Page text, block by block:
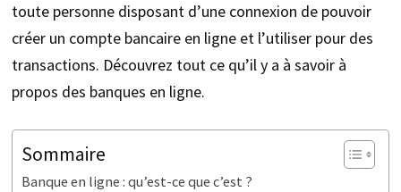
toute personne disposant d’une connexion de pouvoir
créer un compte bancaire en ligne et l’utiliser pour des
transactions. Découvrez tout ce qu’il y a à savoir à
propos des banques en ligne.
Sommaire
Banque en ligne : qu’est-ce que c’est ?